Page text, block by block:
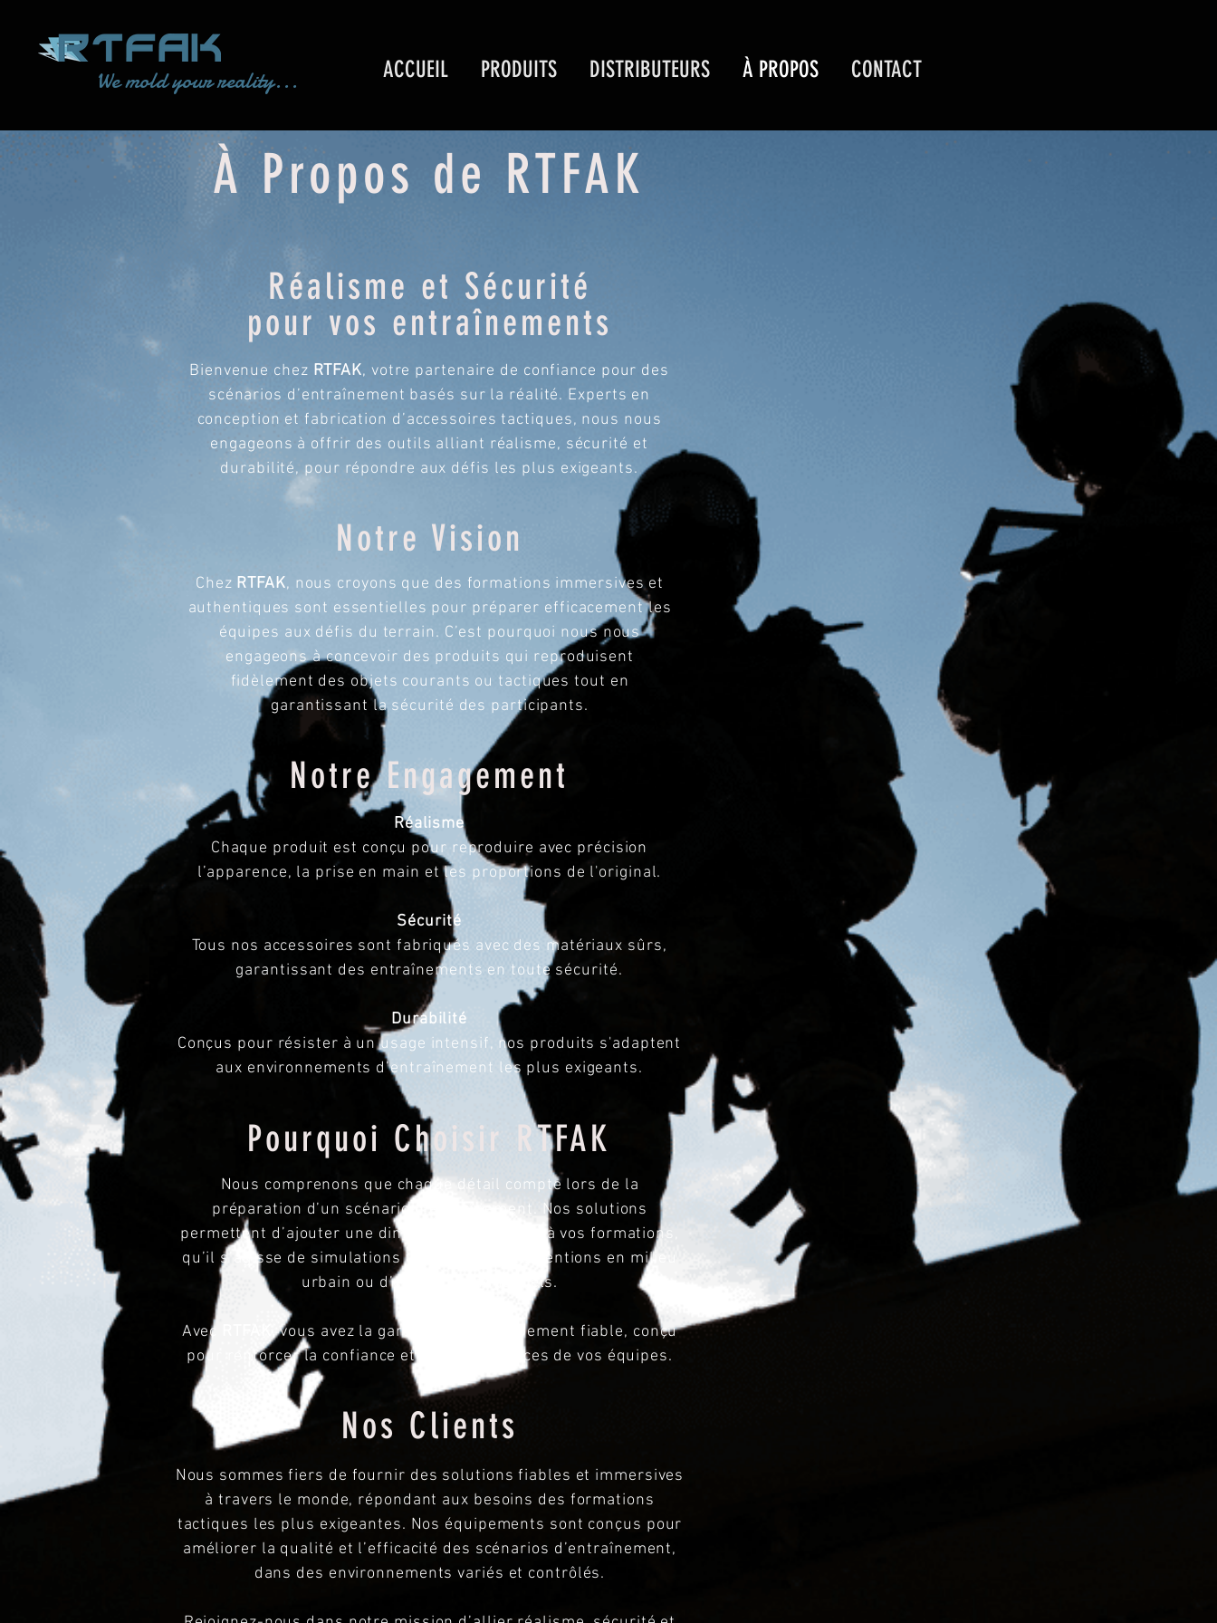
We mold your reality... ACCUEIL PRODUITS DISTRIBUTEURS À PROPOS CONTACT
À Propos de RTFAK
Réalisme et Sécurité
pour vos entraînements
Bienvenue chez RTFAK, votre partenaire de confiance pour des
scénarios d’entraînement basés sur la réalité. Experts en
conception et fabrication d’accessoires tactiques, nous nous
engageons à offrir des outils alliant réalisme, sécurité et
durabilité, pour répondre aux défis les plus exigeants.
Notre Vision
​​Chez RTFAK, nous croyons que des formations immersives et
authentiques sont essentielles pour préparer efficacement les
équipes aux défis du terrain. C’est pourquoi nous nous
engageons à concevoir des produits qui reproduisent
fidèlement des objets courants ou tactiques tout en
garantissant la sécurité des participants.​
Notre Engagement
Réalisme
Chaque produit est conçu pour reproduire avec précision
l’apparence, la prise en main et les proportions de l'original.
Sécurité
Tous nos accessoires sont fabriqués avec des matériaux sûrs,
garantissant des entraînements en toute sécurité.
Durabilité
Conçus pour résister à un usage intensif, nos produits s'adaptent
aux environnements d’entraînement les plus exigeants.
Pourquoi Choisir RTFAK
Nous comprenons que chaque détail compte lors de la
préparation d’un scénario d’entraînement. Nos solutions
permettent d’ajouter une dimension immersive à vos formations,
qu’il s’agisse de simulations tactiques, d’interventions en milieu
urbain ou d’exercices industriels.
Avec RTFAK,vous avez la garantie d’un équipement fiable, conçu
pour renforcer la confiance et les compétences de vos équipes.
Nos Clients
Nous sommes fiers de fournir des solutions fiables et immersives
à travers le monde, répondant aux besoins des formations
tactiques les plus exigeantes. Nos équipements sont conçus pour
améliorer la qualité et l’efficacité des scénarios d’entraînement,
dans des environnements variés et contrôlés.